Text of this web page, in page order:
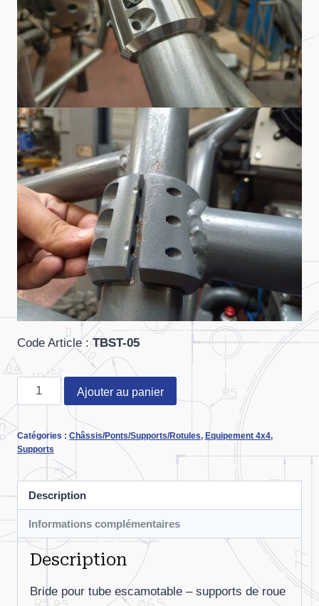
Code Article:TBST-05
quantité
de
Bride
de
escamotable
pour
Ø48.3
Ajouter au panier
Catégories : Châssis/Ponts/Supports/Rotules, Equipement 4x4,
Supports
Description
Informations complémentaires
Description
Bride pour tube escamotable – supports de roue